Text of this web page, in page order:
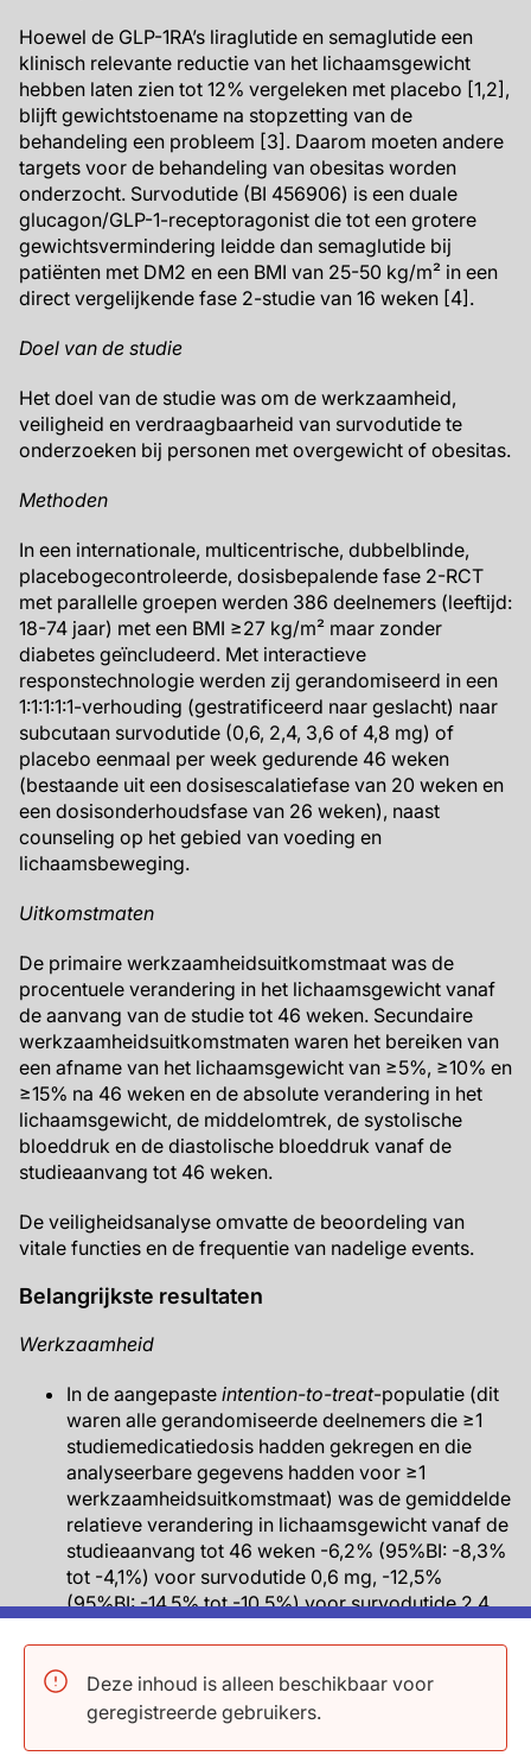
Deze inhoud is alleen beschikbaar voor
geregistreerde gebruikers.
Hoewel de GLP-1RA’s liraglutide en semaglutide een
klinisch relevante reductie van het lichaamsgewicht
hebben laten zien tot 12% vergeleken met placebo [1,2],
blijft gewichtstoename na stopzetting van de
behandeling een probleem [3]. Daarom moeten andere
targets voor de behandeling van obesitas worden
onderzocht. Survodutide (BI 456906) is een duale
glucagon/GLP-1-receptoragonist die tot een grotere
gewichtsvermindering leidde dan semaglutide bij
patiënten met DM2 en een BMI van 25-50 kg/m² in een
direct vergelijkende fase 2-studie van 16 weken [4].
Doel van de studie
Het doel van de studie was om de werkzaamheid,
veiligheid en verdraagbaarheid van survodutide te
onderzoeken bij personen met overgewicht of obesitas.
Methoden
In een internationale, multicentrische, dubbelblinde,
placebogecontroleerde, dosisbepalende fase 2-RCT
met parallelle groepen werden 386 deelnemers (leeftijd:
18-74 jaar) met een BMI ≥27 kg/m² maar zonder
diabetes geïncludeerd. Met interactieve
responstechnologie werden zij gerandomiseerd in een
1:1:1:1:1-verhouding (gestratificeerd naar geslacht) naar
subcutaan survodutide (0,6, 2,4, 3,6 of 4,8 mg) of
placebo eenmaal per week gedurende 46 weken
(bestaande uit een dosisescalatiefase van 20 weken en
een dosisonderhoudsfase van 26 weken), naast
counseling op het gebied van voeding en
lichaamsbeweging.
Uitkomstmaten
De primaire werkzaamheidsuitkomstmaat was de
procentuele verandering in het lichaamsgewicht vanaf
de aanvang van de studie tot 46 weken. Secundaire
werkzaamheidsuitkomstmaten waren het bereiken van
een afname van het lichaamsgewicht van ≥5%, ≥10% en
≥15% na 46 weken en de absolute verandering in het
lichaamsgewicht, de middelomtrek, de systolische
bloeddruk en de diastolische bloeddruk vanaf de
studieaanvang tot 46 weken.
De veiligheidsanalyse omvatte de beoordeling van
vitale functies en de frequentie van nadelige events.
Belangrijkste resultaten
Werkzaamheid
In de aangepaste intention-to-treat-populatie (dit
waren alle gerandomiseerde deelnemers die ≥1
studiemedicatiedosis hadden gekregen en die
analyseerbare gegevens hadden voor ≥1
werkzaamheidsuitkomstmaat) was de gemiddelde
relatieve verandering in lichaamsgewicht vanaf de
studieaanvang tot 46 weken -6,2% (95%BI: -8,3%
tot -4,1%) voor survodutide 0,6 mg, -12,5%
(95%BI: -14,5% tot -10,5%) voor survodutide 2,4
-13,0%) voor survodutide 4,8 mg en -2,8%
(95%BI: -4,9% tot -0,7%) voor placebo.